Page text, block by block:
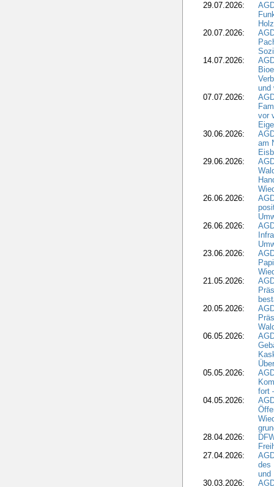
29.07.2026:
20.07.2026:
14.07.2026:
und
07.07.2026:
vor
30.06.2026:
am
29.06.2026:
26.06.2026:
26.06.2026:
23.06.2026:
21.05.2026:
20.05.2026:
06.05.2026:
05.05.2026:
fort
04.05.2026:
28.04.2026:
27.04.2026:
des
und
30.03.2026: